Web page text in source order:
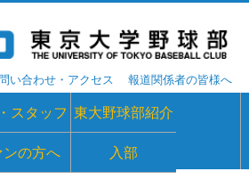
い合わせ・アクセス 報道関係者の皆様へ
スタッフ 東大野球部紹介
ンの方へ 入部